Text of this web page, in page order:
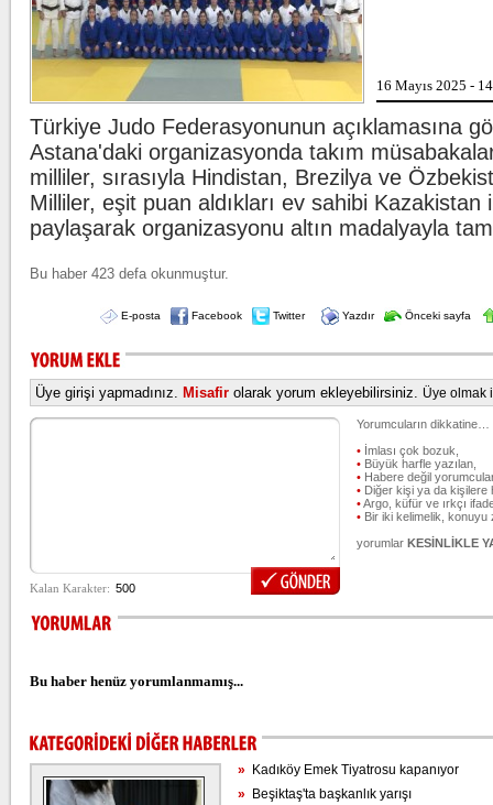
16 Mayıs 2025 -
Türkiye Judo Federasyonunun açıklamasına
Astana'daki organizasyonda takım
milliler, sırasıyla Hindistan, Brezilya ve
Milliler, eşit puan aldıkları ev sahibi Kazakistan
paylaşarak organizasyonu altın madalyayla
Bu haber 423 defa okunmuştur.
E-posta Facebook Twitter Yazdır Önceki sayfa
Üye girişi yapmadınız. Misafir olarak yorum ekleyebilirsiniz. Üye olmak
Yorumcuların dikkatine…
• İmlası çok bozuk,
• Büyük harfle yazılan,
• Habere değil
• Diğer kişi ya da kişilere
•Argo, küfür ve ırkçı
• Bir iki kelimelik, konuyu
yorumlar KESİNLİKLE
Bu haber henüz yorumlanmamış...
» Kadıköy Emek Tiyatrosu kapanıyor
» Beşiktaş'ta başkanlık yarışı
Beşiktaş'ta şok sakatlık
Wilfred
Kılıçdaroğlu'ndan
CHP
ziyareti